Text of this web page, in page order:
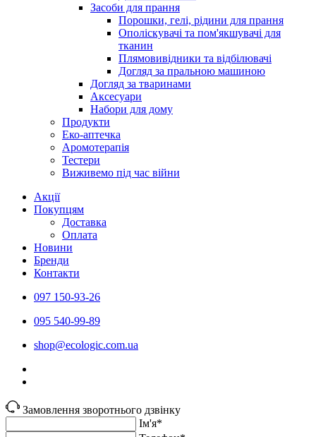
Засоби для прання
Порошки, гелі, рідини для прання
Ополіскувачі та пом'якшувачі для
тканин
Плямовивідники та відбілювачі
Догляд за пральною машиною
Догляд за тваринами
Аксесуари
Набори для дому
Продукти
Еко-аптечка
Аромотерапія
Тестери
Виживемо під час війни
Акції
Покупцям
Доставка
Оплата
Новини
Бренди
Контакти
097 150-93-26
095 540-99-89
shoр@ecologic.com.ua
Замовлення зворотнього дзвінку
Ім'я*